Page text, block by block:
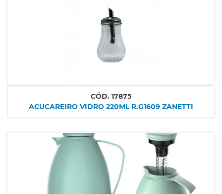
CÓD. 17875
ACUCAREIRO VIDRO 220ML R.G1609 ZANETTI